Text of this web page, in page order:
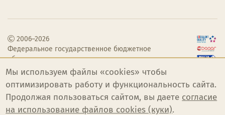
2006–2026
Федеральное государственное бюджетное
образовательное учреждение высшего
образования «Челябинский государственный
институт культуры»
Мы используем файлы «cookies» чтобы
оптимизировать работу и функциональность сайта.
Продолжая пользоваться сайтом, вы даете согласие
на использование файлов cookies (куки).